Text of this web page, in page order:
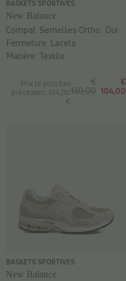
BASKETS SPORTIVES
New Balance
Prix le plus bas
précédent: 104,00
€
€
130,00
€
104,00
Compat. Semelles Ortho.: Oui
Fermeture: Lacets
Matière: Textile
BASKETS SPORTIVES
New Balance